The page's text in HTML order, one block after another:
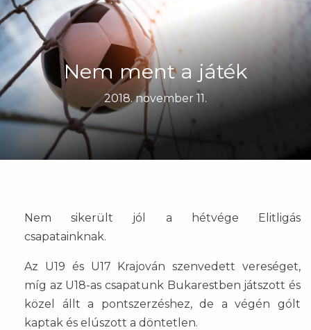
Nem ment a játék
2018. november 11.
Nem sikerült jól a hétvége Elitligás
csapatainknak.
Az U19 és U17 Krajován szenvedett vereséget,
míg az U18-as csapatunk Bukarestben játszott és
közel állt a pontszerzéshez, de a végén gólt
kaptak és elúszott a döntetlen.